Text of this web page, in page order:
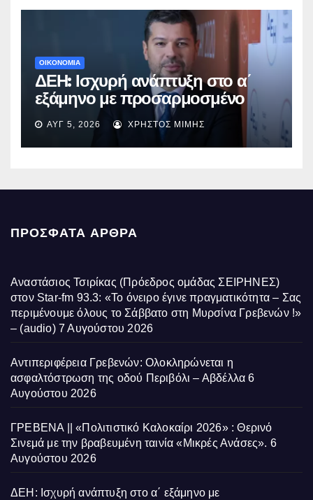
ΟΙΚΟΝΟΜΙΑ
ΔΕΗ: Ισχυρή ανάπτυξη στο α΄
εξάμηνο με προσαρμοσμένο
EBITDA στα €1,2 δισ.
ΑΥΓ 5, 2026 ΧΡΉΣΤΟΣ ΜΊΜΗΣ
ΠΡΌΣΦΑΤΑ ΆΡΘΡΑ
Αναστάσιος Τσιρίκας (Πρόεδρος ομάδας ΣΕΙΡΗΝΕΣ)
στον Star-fm 93.3: «Το όνειρο έγινε πραγματικότητα – Σας
περιμένουμε όλους το Σάββατο στη Μυρσίνα Γρεβενών !»
– (audio) 7 Αυγούστου 2026
Αντιπεριφέρεια Γρεβενών: Ολοκληρώνεται η
ασφαλτόστρωση της οδού Περιβόλι – Αβδέλλα 6
Αυγούστου 2026
ΓΡΕΒΕΝΑ || «Πολιτιστικό Καλοκαίρι 2026» : Θερινό
Σινεμά με την βραβευμένη ταινία «Μικρές Ανάσες». 6
Αυγούστου 2026
ΔΕΗ: Ισχυρή ανάπτυξη στο α΄ εξάμηνο με